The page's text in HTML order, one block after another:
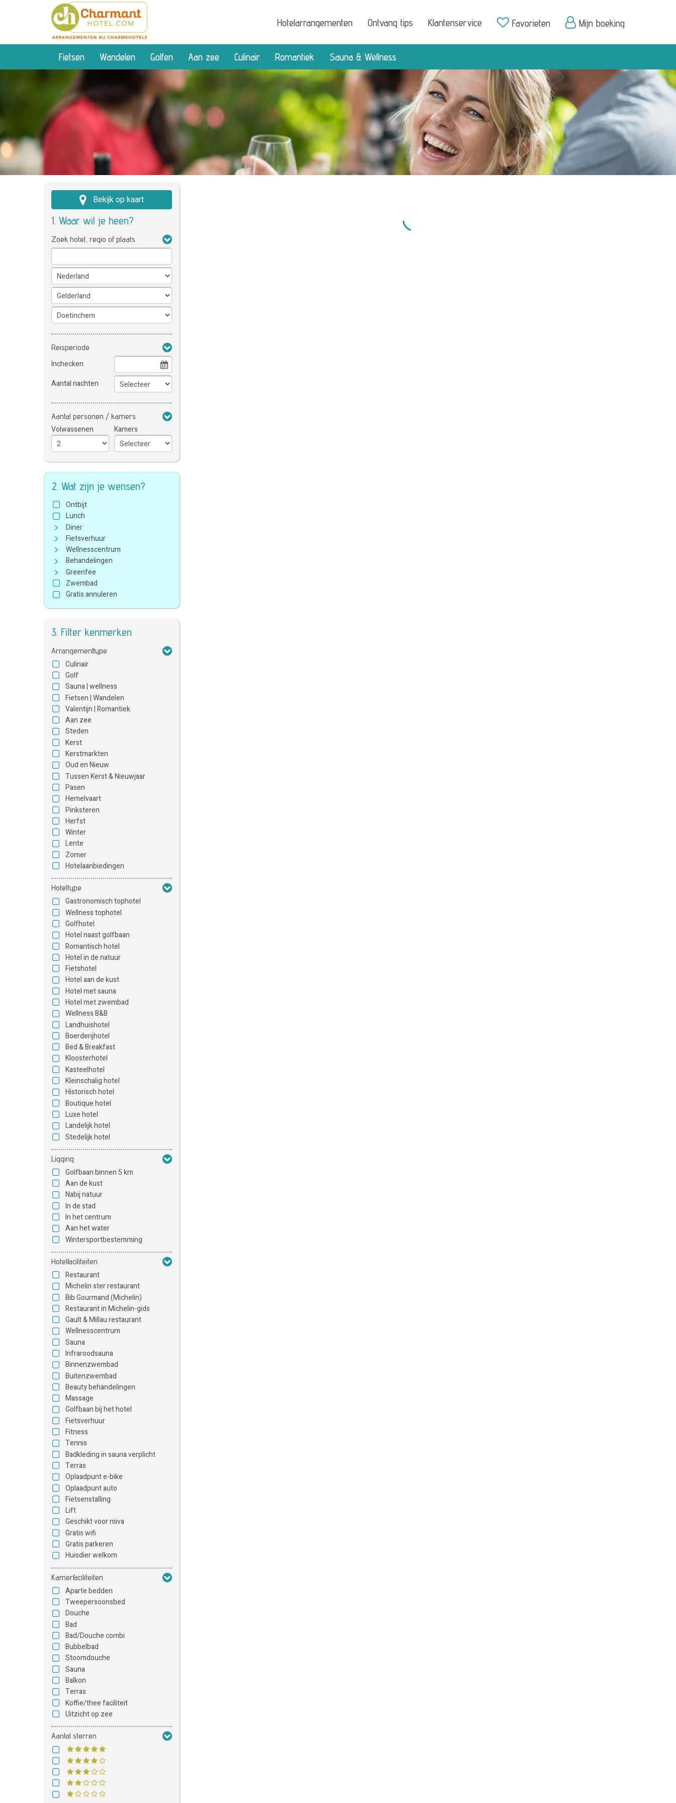
Hotelarrangementen Ontvang tips Klantenservice Favorieten Mijn boeking
Fietsen Wandelen Golfen Aan zee Culinair Romantiek Sauna & Wellness
Bekijk op kaart
1. Waar wil je heen?
Zoek hotel, regio of plaats
Reisperiode
Inchecken
Aantal nachten
Aantal personen / kamers
Volwassenen Kamers
2. Wat zijn je wensen?
Ontbijt
Lunch
Diner
Fietsverhuur
Wellnesscentrum
Behandelingen
Greenfee
Zwembad
Gratis annuleren
3. Filter kenmerken
Arrangementtype
Culinair
Golf
Sauna | wellness
Fietsen | Wandelen
Valentijn | Romantiek
Aan zee
Steden
Kerst
Kerstmarkten
Oud en Nieuw
Tussen Kerst & Nieuwjaar
Pasen
Hemelvaart
Pinksteren
Herfst
Winter
Lente
Zomer
Hotelaanbiedingen
Hoteltype
Gastronomisch tophotel
Wellness tophotel
Golfhotel
Hotel naast golfbaan
Romantisch hotel
Hotel in de natuur
Fietshotel
Hotel aan de kust
Hotel met sauna
Hotel met zwembad
Wellness B&B
Landhuishotel
Boerderijhotel
Bed & Breakfast
Kloosterhotel
Kasteelhotel
Kleinschalig hotel
Historisch hotel
Boutique hotel
Luxe hotel
Landelijk hotel
Stedelijk hotel
Ligging
Golfbaan binnen 5 km
Aan de kust
Nabij natuur
In de stad
In het centrum
Aan het water
Wintersportbestemming
Hotelfaciliteiten
Restaurant
Michelin ster restaurant
Bib Gourmand (Michelin)
Restaurant in Michelin-gids
Gault & Millau restaurant
Wellnesscentrum
Sauna
Infraroodsauna
Binnenzwembad
Buitenzwembad
Beauty behandelingen
Massage
Golfbaan bij het hotel
Fietsverhuur
Fitness
Tennis
Badkleding in sauna verplicht
Terras
Oplaadpunt e-bike
Oplaadpunt auto
Fietsenstalling
Lift
Geschikt voor miva
Gratis wifi
Gratis parkeren
Huisdier welkom
Kamerfaciliteiten
Aparte bedden
Tweepersoonsbed
Douche
Bad
Bad/Douche combi
Bubbelbad
Stoomdouche
Sauna
Balkon
Terras
Koffie/thee faciliteit
Uitzicht op zee
Aantal sterren